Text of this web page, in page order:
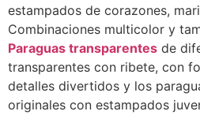
estampados de corazones,
Combinaciones multicolor y
Paraguas transparentes de
transparentes con ribete, con
detalles divertidos y los
originales con estampados